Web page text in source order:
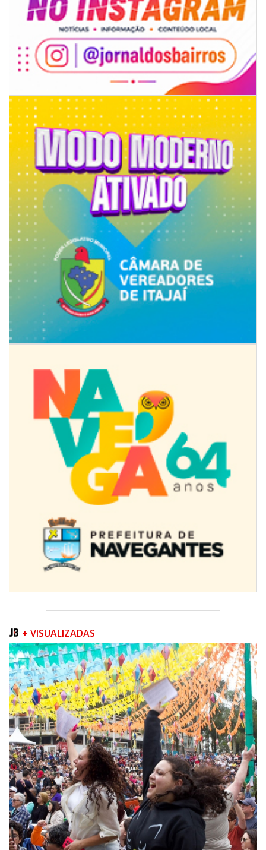
07/08/2026 | 07:00
Ambiental reforça descarte sustentável com envio de 330 quilos de
GERAL
07/08/2026 | 07:00
Jordan Hang leva estratégias de marketing e vendas ao InspiraBQ, em
ITAPEMA
07/08/2026 | 07:00
Prefeitura de Itapema segue com credenciamento aberto para artistas e
produtores culturais
ITAPEMA
+ VISUALIZADAS